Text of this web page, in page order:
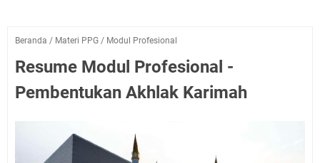
Beranda / Materi PPG / Modul Profesional
Resume Modul Profesional -
Pembentukan Akhlak Karimah